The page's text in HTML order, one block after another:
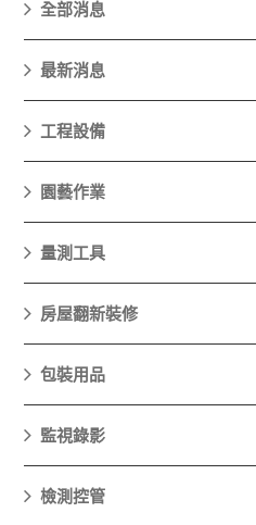
全部消息
最新消息
工程設備
園藝作業
量測工具
房屋翻新裝修
包裝用品
監視錄影
檢測控管